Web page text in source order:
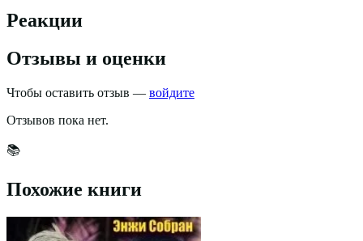
Реакции
Отзывы и оценки
Чтобы оставить отзыв — войдите
Отзывов пока нет.
📚
Похожие книги